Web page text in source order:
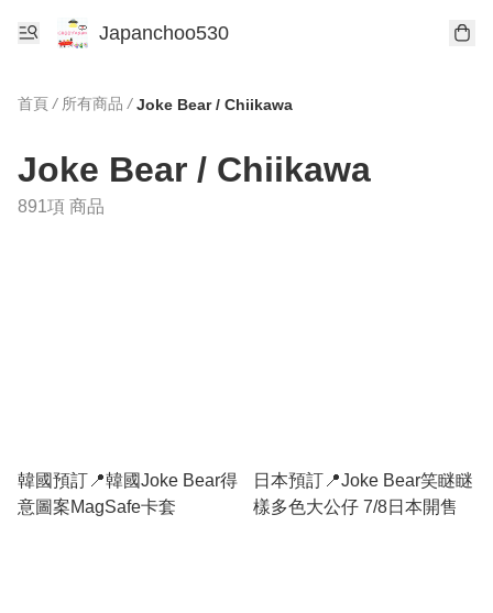
Japanchoo530
首頁 / 所有商品 / Joke Bear / Chiikawa
Joke Bear / Chiikawa
891項 商品
韓國預訂📍韓國Joke Bear得
意圖案MagSafe卡套
日本預訂📍Joke Bear笑瞇瞇
樣多色大公仔 7/8日本開售